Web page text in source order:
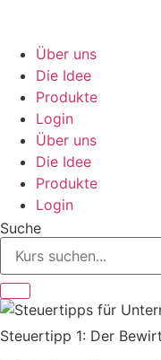
springenÜber uns
Die Idee
Produkte
Login
Über uns
Die Idee
Produkte
Login
Suche
Steuertipp 1: Der